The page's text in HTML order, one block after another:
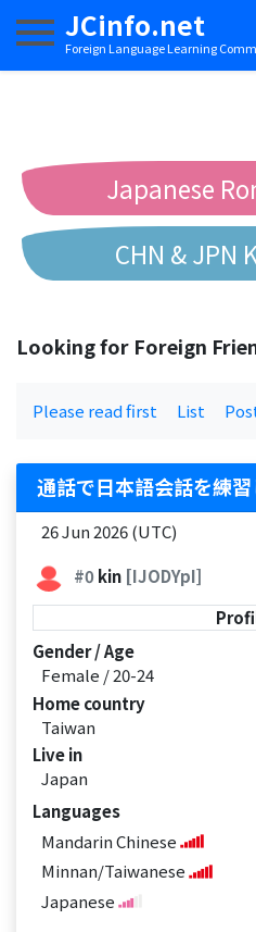
JCinfo.net
Foreign Language Learning
Toggle navigation
Japanese
CHN & JPN
Looking for Foreign
Please read first List
通話で日本語会話を練習
26 Jun 2026 (UTC)
#0kin [IJODYpI]
Gender / Age
Female / 20-24
Home country
Taiwan
Live in
Japan
Languages
Mandarin Chinese
Minnan/Taiwanese
Japanese